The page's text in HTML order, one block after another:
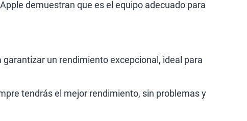
demuestran que es el equipo adecuado para
un rendimiento excepcional, ideal para
tendrás el mejor rendimiento, sin problemas y